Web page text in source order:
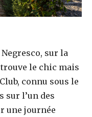
sur la
le chic mais
connu sous le
sur l’un des
une journée